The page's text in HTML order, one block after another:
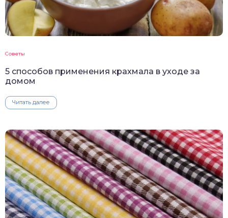
Советы
5 способов применения крахмала в уходе за
домом
Читать далее